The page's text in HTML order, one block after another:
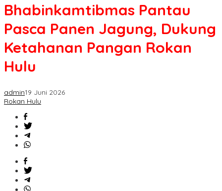
Panen
Dukung
Ketahanan
Pangan
Rokan
Bhabinkamtibmas Pantau
Pasca Panen Jagung, Dukung
Ketahanan Pangan Rokan
Hulu
admin19 Juni 2026
Rokan Hulu